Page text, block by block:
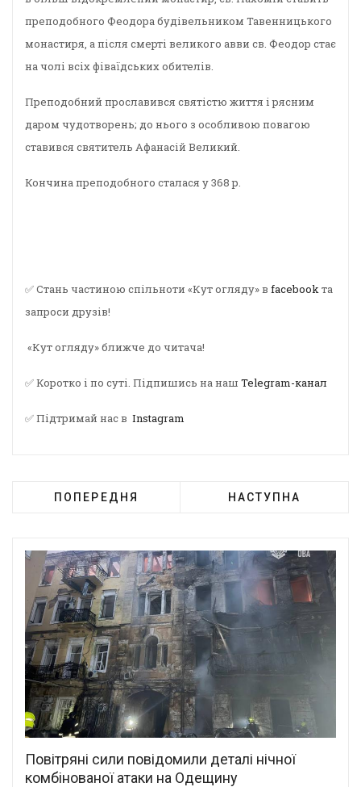
преподобного Феодора будівельником Тавенницького
монастиря, а після смерті великого авви св. Феодор стає
на чолі всіх фіваїдських обителів.
Преподобний прославився святістю життя і рясним
даром чудотворень; до нього з особливою повагою
ставився святитель Афанасій Великий.
Кончина преподобного сталася у 368 р.
✅ Стань частиною спільноти «Кут огляду» в facebookта
запроси друзів!
«Кут огляду» ближче до читача!
✅ Коротко і по суті. Підпишись на наш Telegram-канал
✅ Підтримай нас в Instagram
ПОПЕРЕДНЯ НАСТУПНА
Повітряні сили повідомили деталі нічної
комбінованої атаки на Одещину